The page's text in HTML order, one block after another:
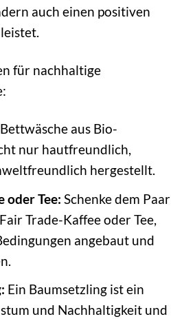
auch einen positiven
für nachhaltige
Bettwäsche aus Bio-
nur hautfreundlich,
hergestellt.
oder Tee: Schenke dem Paar
Trade-Kaffee oder Tee,
angebaut und
Ein Baumsetzling ist ein
und Nachhaltigkeit und